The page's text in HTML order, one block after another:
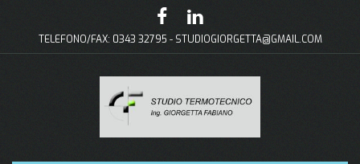
TELEFONO/FAX: 0343 32795 - STUDIOGIORGETTA@GMAIL.COM